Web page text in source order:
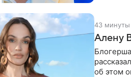
43 минуты
Алену
об этом